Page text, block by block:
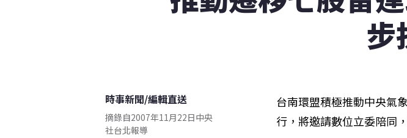
步
時事新聞/編輯直送
摘錄自2007年11月22日中央
社台北報導
台南環盟積極推動中央氣
行，將邀請數位立委陪同